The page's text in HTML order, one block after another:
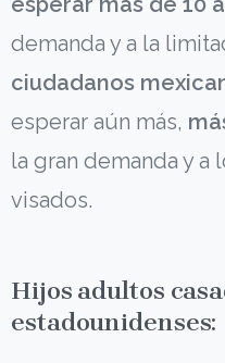
demanda y a la
ciudadanos
esperar aún más,
la gran demanda y a
visados.
Hijos adultos
estadounidenses: